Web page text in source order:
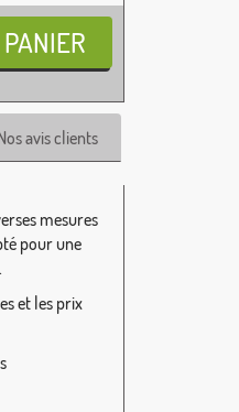
avis clients
mesures
pour une
et les prix